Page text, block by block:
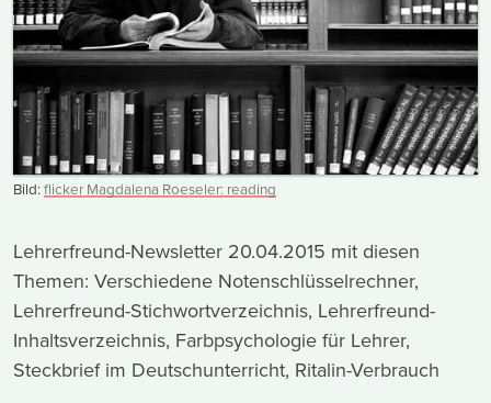
Bild:flicker Magdalena Roeseler: reading
Lehrerfreund-Newsletter 20.04.2015 mit diesen
Themen: Verschiedene Notenschlüsselrechner,
Lehrerfreund-Stichwortverzeichnis, Lehrerfreund-
Inhaltsverzeichnis, Farbpsychologie für Lehrer,
Steckbrief im Deutschunterricht, Ritalin-Verbrauch